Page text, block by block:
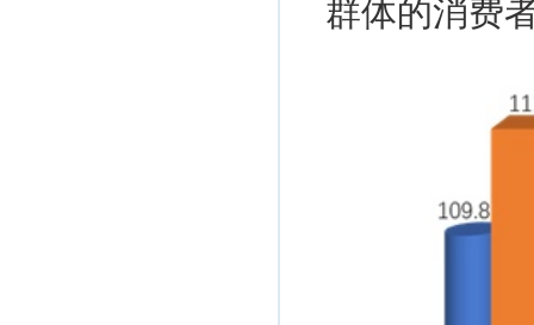
群体的消费